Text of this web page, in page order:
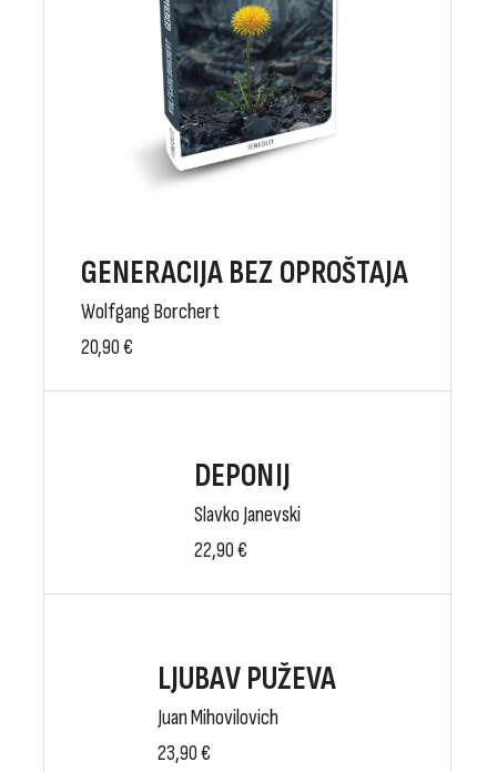
GENERACIJA BEZ OPROŠTAJA
Wolfgang Borchert
20,90€
DEPONIJ
Slavko Janevski
22,90€
LJUBAV PUŽEVA
Juan Mihovilovich
23,90€